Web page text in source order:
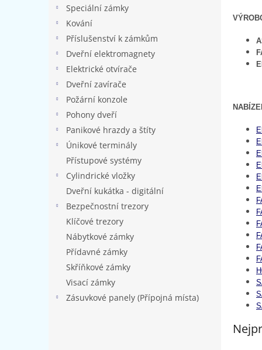
Speciální zámky
Kování
Příslušenství k zámkům
Dveřní elektromagnety
Elektrické otvírače
Dveřní zavírače
Požární konzole
Pohony dveří
Panikové hrazdy a štíty
Únikové terminály
Přístupové systémy
Cylindrické vložky
Dveřní kukátka - digitální
Bezpečnostní trezory
Klíčové trezory
Nábytkové zámky
Přídavné zámky
Skříňkové zámky
Visací zámky
Zásuvkové panely (Přípojná místa)